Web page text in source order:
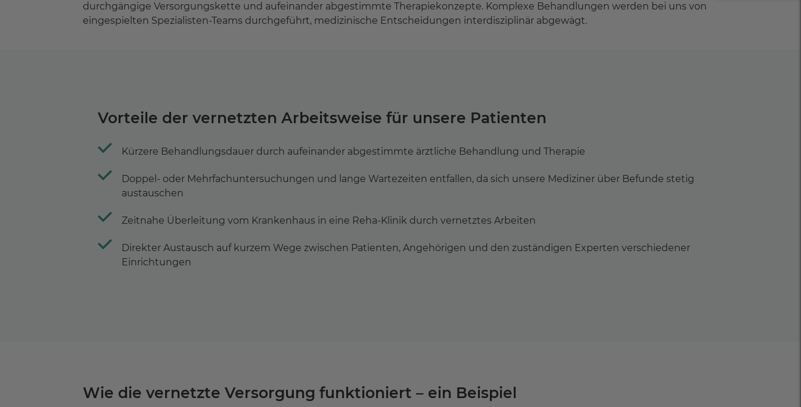
durchgängige Versorgungskette und aufeinander abgestimmte Therapiekonzepte. Komplexe Behandlungen werden bei uns von
eingespielten Spezialisten-Teams durchgeführt, medizinische Entscheidungen interdisziplinär abgewägt.
Vorteile der vernetzten Arbeitsweise für unsere Patienten
Kürzere Behandlungsdauer durch aufeinander abgestimmte ärztliche Behandlung und Therapie
Doppel- oder Mehrfachuntersuchungen und lange Wartezeiten entfallen, da sich unsere Mediziner über Befunde stetig
austauschen
Zeitnahe Überleitung vom Krankenhaus in eine Reha-Klinik durch vernetztes Arbeiten
Direkter Austausch auf kurzem Wege zwischen Patienten, Angehörigen und den zuständigen Experten verschiedener
Einrichtungen
Wie die vernetzte Versorgung funktioniert – ein Beispiel